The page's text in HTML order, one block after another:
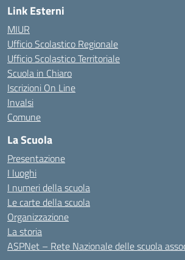
Link Esterni
MIUR
Ufficio Scolastico Regionale
Ufficio Scolastico Territoriale
Scuola in Chiaro
Iscrizioni On Line
Invalsi
Comune
La Scuola
Presentazione
I luoghi
I numeri della scuola
Le carte della scuola
Organizzazione
La storia
ASPNet – Rete Nazionale delle scuola